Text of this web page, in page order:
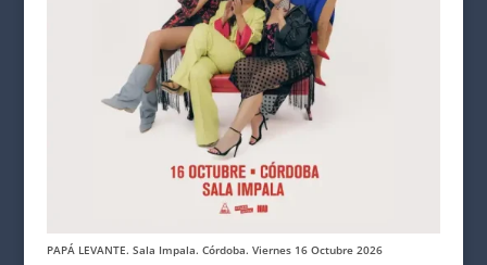
PAPÁ LEVANTE. Sala Impala. Córdoba. Viernes 16 Octubre 2026